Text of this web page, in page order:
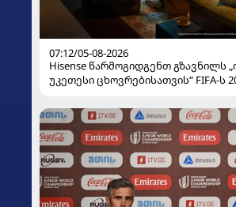
07:12/05-08-2026
Hisense წარმოგიდგენთ გზავნილს
უკეთესი ცხოვრებისათვის“ FIFA-